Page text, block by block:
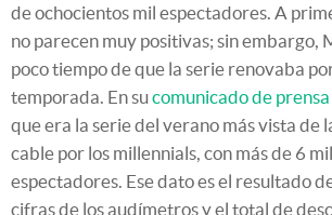
de ochocientos mil espectadores. A
no parecen muy positivas; sin embargo,
poco tiempo de que la serie renovaba
temporada. En sucomunicado de prensa
que era la serie del verano más vista de
cable por los millennials, con más de 6
espectadores. Ese dato es el resultado
cifras de los audímetros y el total de